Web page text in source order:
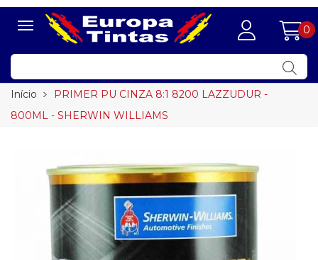
0
Início
PRIMER PU CINZA 8:1 8200 LAZZUDUR -
800ML - SHERWIN WILLIAMS